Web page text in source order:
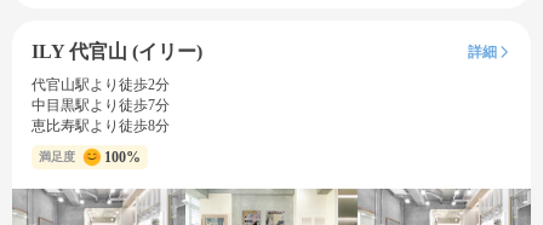
ILY 代官山 (イリー)
詳細
代官山駅より徒歩2分
中目黒駅より徒歩7分
恵比寿駅より徒歩8分
満足度 100%